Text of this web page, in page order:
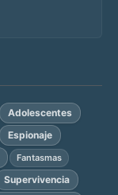
Adolescentes
Espionaje
Fantasmas
Supervivencia